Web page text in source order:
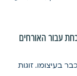
עבור האורחים
בעיצומו. זוגות